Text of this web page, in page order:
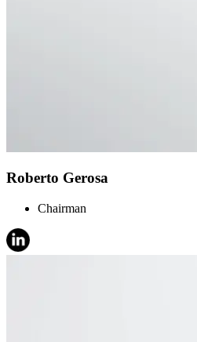
Roberto Gerosa
Chairman